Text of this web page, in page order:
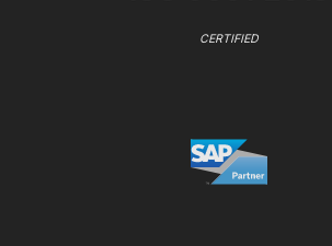
CERTIFIED